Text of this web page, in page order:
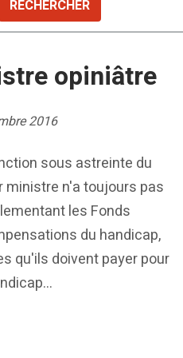
opiniâtre
2016
sous astreinte du
ministre n'a toujours pas
les Fonds
du handicap,
qu'ils doivent payer pour